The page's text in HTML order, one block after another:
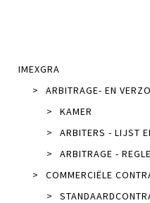
IMEXGRA
>
ARBITRAGE- EN
>
KAMER
>
ARBITERS - LIJST
>
ARBITRAGE -
>
COMMERCIËLE
>